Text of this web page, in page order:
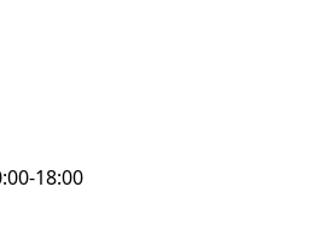
18:00